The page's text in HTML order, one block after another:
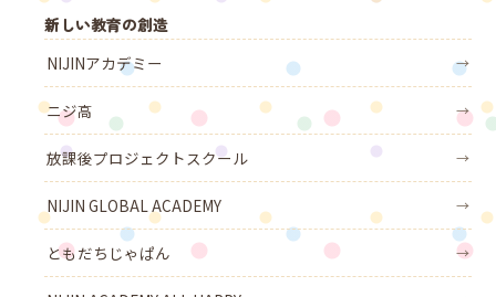
新しい教育の創造
NIJINアカデミー
→
ニジ高 →
放課後プロジェクトスクール →
NIJIN GLOBAL ACADEMY →
ともだちじゃぱん →